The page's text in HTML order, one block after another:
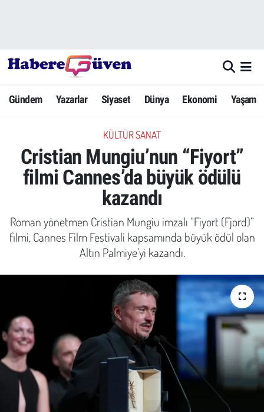
Gündem Yazarlar Siyaset Dünya Ekonomi Yaşam
KÜLTÜR SANAT
Cristian Mungiu’nun “Fiyort”
filmi Cannes’da büyük ödülü
kazandı
Roman yönetmen Cristian Mungiu imzalı “Fiyort (Fjord)”
filmi, Cannes Film Festivali kapsamında büyük ödül olan
Altın Palmiye’yi kazandı.
Yazarlar
Dünya
Ekonomi
Yerel Haberler
Emek
Spor
Çocuk
Hava Durumu
Trafik Durumu
Süper Lig Puan Durumu ve Fikstür
Tüm Manşetler
Son Dakika Haberleri
Haber Arşivi